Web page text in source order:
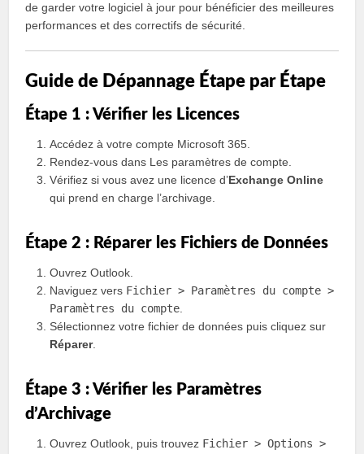
de garder votre logiciel à jour pour bénéficier des meilleures
performances et des correctifs de sécurité.
Guide de Dépannage Étape par Étape
Étape 1 : Vérifier les Licences
Accédez à votre compte Microsoft 365.
Rendez-vous dans Les paramètres de compte.
Vérifiez si vous avez une licence d’Exchange Online
qui prend en charge l’archivage.
Étape 2 : Réparer les Fichiers de Données
Ouvrez Outlook.
Naviguez vers Fichier > Paramètres du compte >
Paramètres du compte
Sélectionnez votre fichier de données puis cliquez sur
Réparer.
Étape 3 : Vérifier les Paramètres
d’Archivage
Ouvrez Outlook, puis trouvez Fichier > Options >